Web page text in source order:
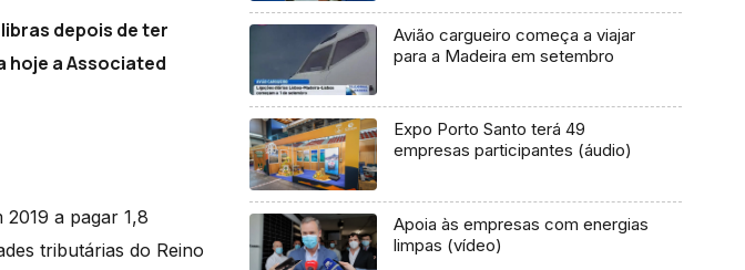
depois de ter
a Associated
a pagar 1,8
tributárias do Reino
Avião cargueiro começa a viajar
para a Madeira em setembro
Expo Porto Santo terá 49
empresas participantes (áudio)
Apoia às empresas com energias
limpas (vídeo)